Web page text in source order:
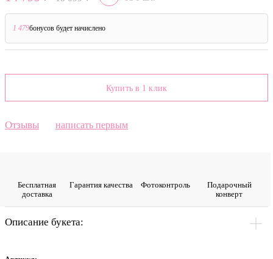
1 479бонусов будет начислено
Купить в 1 клик
Отзывы написать первым
Бесплатная
доставка
Гарантия качества Фото­контроль
Подарочный
конверт
Описание букета: